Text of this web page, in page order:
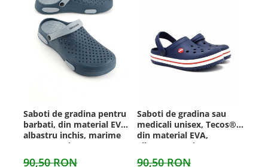
Saboti de gradina pentru
barbati, din material EVA,
albastru inchis, marime
40, cu gauri pentru
circulatia aerului, foarte
90,50 RON
Saboti de gradina sau
medicali unisex, Tecos®,
din material EVA,
albastru, marime 44, cu
gauri pentru circulatia
90,50 RON